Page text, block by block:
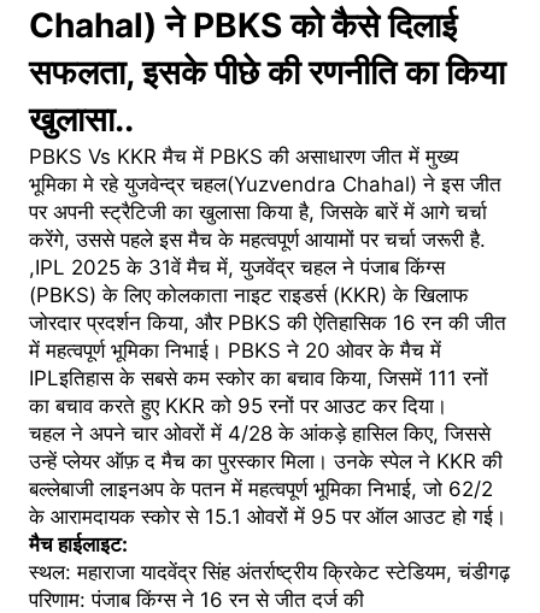
Chahal) ने PBKS को कैसे दिलाई
सफलता, इसके पीछे की रणनीति का किया
खुलासा..
PBKS Vs KKR मैच में PBKS की असाधारण जीत में मुख्य
भूमिका मे रहे युजवेन्द्र चहल(Yuzvendra Chahal) ने इस जीत
पर अपनी स्ट्रैटिजी का खुलासा किया है, जिसके बारें में आगे चर्चा
करेंगे, उससे पहले इस मैच के महत्वपूर्ण आयामों पर चर्चा जरूरी है.
,IPL 2025 के 31वें मैच में, युजवेंद्र चहल ने पंजाब किंग्स
(PBKS) के लिए कोलकाता नाइट राइडर्स (KKR) के खिलाफ
जोरदार प्रदर्शन किया, और PBKS की ऐतिहासिक 16 रन की जीत
में महत्वपूर्ण भूमिका निभाई। PBKS ने 20 ओवर के मैच में
IPLइतिहास के सबसे कम स्कोर का बचाव किया, जिसमें 111 रनों
का बचाव करते हुए KKR को 95 रनों पर आउट कर दिया।
चहल ने अपने चार ओवरों में 4/28 के आंकड़े हासिल किए, जिससे
उन्हें प्लेयर ऑफ़ द मैच का पुरस्कार मिला। उनके स्पेल ने KKR की
बल्लेबाजी लाइनअप के पतन में महत्वपूर्ण भूमिका निभाई, जो 62/2
के आरामदायक स्कोर से 15.1 ओवरों में 95 पर ऑल आउट हो गई।
मैच हाईलाइट:
स्थल: महाराजा यादवेंद्र सिंह अंतर्राष्ट्रीय क्रिकेट स्टेडियम, चंडीगढ़
परिणाम: पंजाब किंग्स ने 16 रन से जीत दर्ज की